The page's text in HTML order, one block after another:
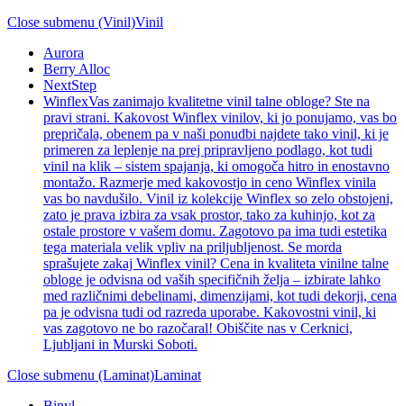
Close submenu (Vinil)Vinil
Aurora
Berry Alloc
NextStep
WinflexVas zanimajo kvalitetne vinil talne obloge? Ste na
pravi strani. Kakovost Winflex vinilov, ki jo ponujamo, vas bo
prepričala, obenem pa v naši ponudbi najdete tako vinil, ki je
primeren za leplenje na prej pripravljeno podlago, kot tudi
vinil na klik – sistem spajanja, ki omogoča hitro in enostavno
montažo. Razmerje med kakovostjo in ceno Winflex vinila
vas bo navdušilo. Vinil iz kolekcije Winflex so zelo obstojeni,
zato je prava izbira za vsak prostor, tako za kuhinjo, kot za
ostale prostore v vašem domu. Zagotovo pa ima tudi estetika
tega materiala velik vpliv na priljubljenost. Se morda
sprašujete zakaj Winflex vinil? Cena in kvaliteta vinilne talne
obloge je odvisna od vaših specifičnih želja – izbirate lahko
med različnimi debelinami, dimenzijami, kot tudi dekorji, cena
pa je odvisna tudi od razreda uporabe. Kakovostni vinil, ki
vas zagotovo ne bo razočaral! Obiščite nas v Cerknici,
Ljubljani in Murski Soboti.
Close submenu (Laminat)Laminat